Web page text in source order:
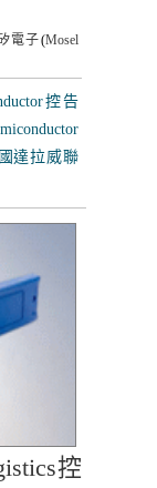
電子(Mosel
控告
達拉威聯
控